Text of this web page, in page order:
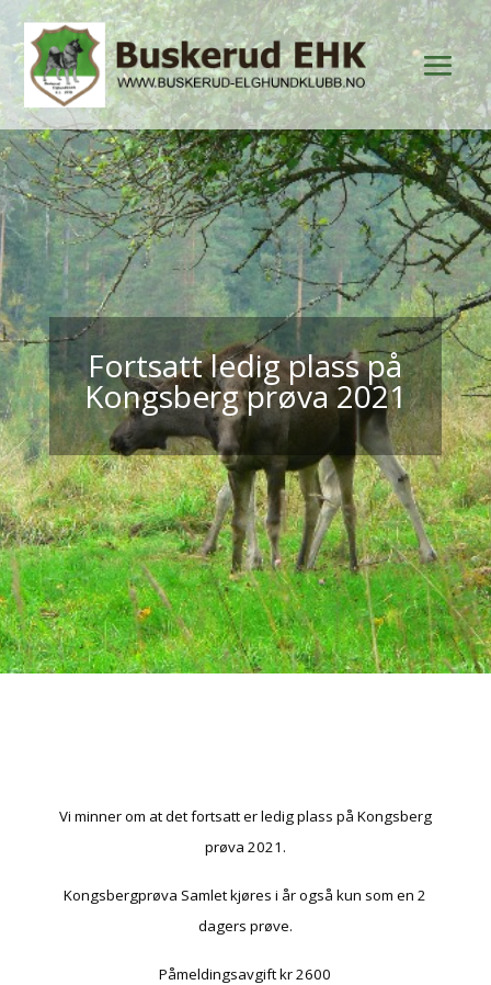
Fortsatt ledig plass på
Kongsberg prøva 2021
Vi minner om at det fortsatt er ledig plass på Kongsberg
prøva 2021.
Kongsbergprøva Samlet kjøres i år også kun som en 2
dagers prøve.
Påmeldingsavgift kr 2600